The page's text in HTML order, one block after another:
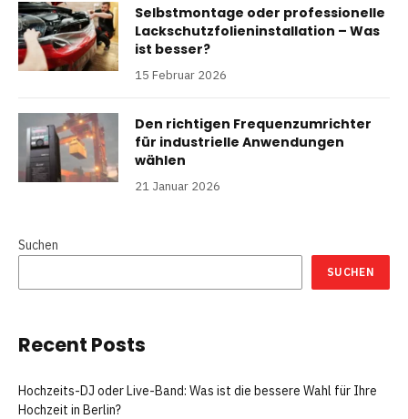
Selbstmontage oder professionelle
Lackschutzfolieninstallation – Was
ist besser?
15 Februar 2026
Den richtigen Frequenzumrichter
für industrielle Anwendungen
wählen
21 Januar 2026
Suchen
SUCHEN
Recent Posts
Hochzeits-DJ oder Live-Band: Was ist die bessere Wahl für Ihre
Hochzeit in Berlin?